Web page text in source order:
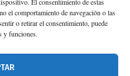
el comportamiento de navegación o las
o retirar el consentimiento, puede
y funciones.